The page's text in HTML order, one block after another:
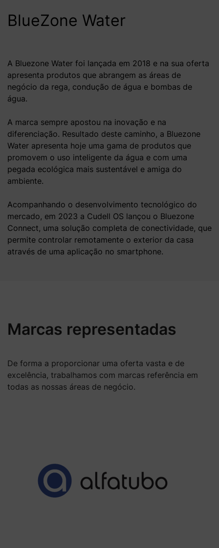
BlueZone Water
A Bluezone Water foi lançada em 2018 e na sua oferta
apresenta produtos que abrangem as áreas de
negócio da rega, condução de água e bombas de
água.
A marca sempre apostou na inovação e na
diferenciação. Resultado deste caminho, a Bluezone
Water apresenta hoje uma gama de produtos que
promovem o uso inteligente da água e com uma
pegada ecológica mais sustentável e amiga do
ambiente.
Acompanhando o desenvolvimento tecnológico do
mercado, em 2023 a Cudell OS lançou o Bluezone
Connect, uma solução completa de conectividade, que
permite controlar remotamente o exterior da casa
através de uma aplicação no smartphone.
Marcas representadas
De forma a proporcionar uma oferta vasta e de
excelência, trabalhamos com marcas referência em
todas as nossas áreas de negócio.